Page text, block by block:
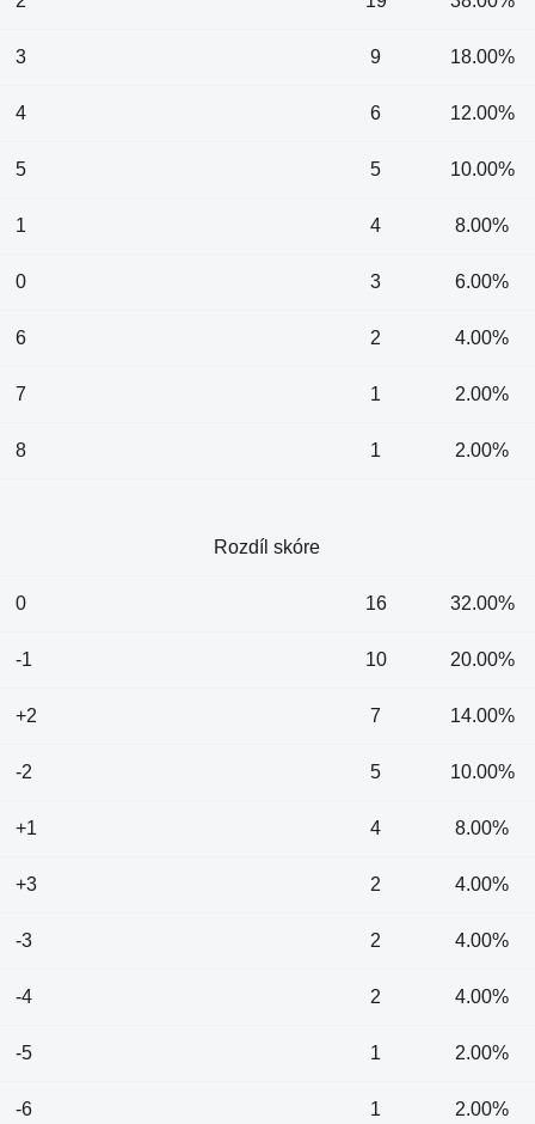
3 9 18.00%
4 6 12.00%
5 5 10.00%
1 4 8.00%
0 3 6.00%
6 2 4.00%
7 1 2.00%
8 1 2.00%
Rozdíl skóre
0 16 32.00%
-1 10 20.00%
+2 7 14.00%
-2 5 10.00%
+1 4 8.00%
+3 2 4.00%
-3 2 4.00%
-4 2 4.00%
-5 1 2.00%
-6 1 2.00%